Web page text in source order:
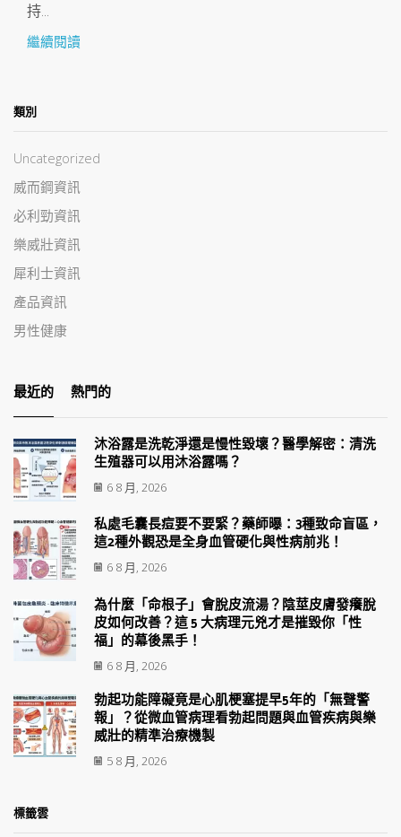
持...
繼續閱讀
類別
Uncategorized
威而鋼資訊
必利勁資訊
樂威壯資訊
犀利士資訊
產品資訊
男性健康
最近的 熱門的
沐浴露是洗乾淨還是慢性毀壞？醫學解密：清洗
生殖器可以用沐浴露嗎？
6 8 月, 2026
私處毛囊長痘要不要緊？藥師曝：3種致命盲區，
這2種外觀恐是全身血管硬化與性病前兆！
6 8 月, 2026
為什麼「命根子」會脫皮流湯？陰莖皮膚發癢脫
皮如何改善？這 5 大病理元兇才是摧毀你「性
福」的幕後黑手！
6 8 月, 2026
勃起功能障礙竟是心肌梗塞提早5年的「無聲警
報」？從微血管病理看勃起問題與血管疾病與樂
威壯的精準治療機製
5 8 月, 2026
標籤雲